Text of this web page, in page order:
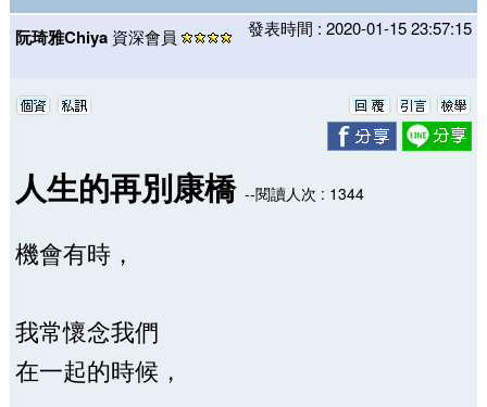
阮琦雅Chiya 資深會員 發表時間 : 2020-01-15 23:57:15
人生的再別康橋 --閱讀人次 : 1344
機會有時，
我常懷念我們
在一起的時候，